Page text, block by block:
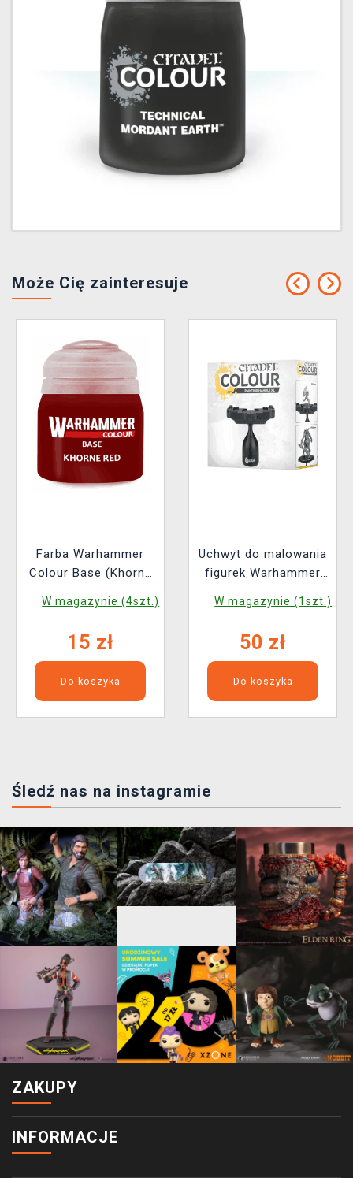
Może Cię zainteresuje
Farba Warhammer
Colour Base (Khorne
W magazynie (4szt.)
15 zł
Do koszyka
Uchwyt do malowania
figurek Warhammer
XL
W magazynie (1szt.)
50 zł
Do koszyka
Śledź nas na instagramie
ZAKUPY
INFORMACJE